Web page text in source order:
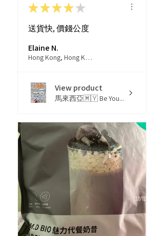
★★★★ ★
送貨快, 價錢公度
Elaine N.
Hong Kong, Hong Kong
View product
馬來西亞🇲🇾 Be You...